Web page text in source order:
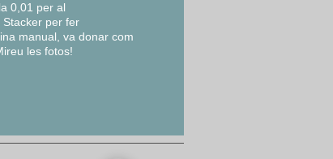
0,01 per al
per fer
manual, va donar com
les fotos!